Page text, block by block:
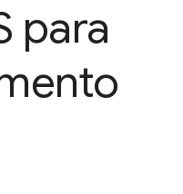
para